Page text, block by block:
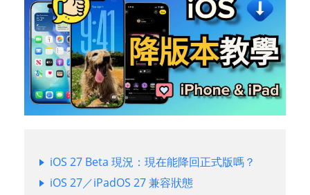
iOS 27 Beta 現況：現在能降回正式版嗎？
iOS 27／iPadOS 27 兼容狀態